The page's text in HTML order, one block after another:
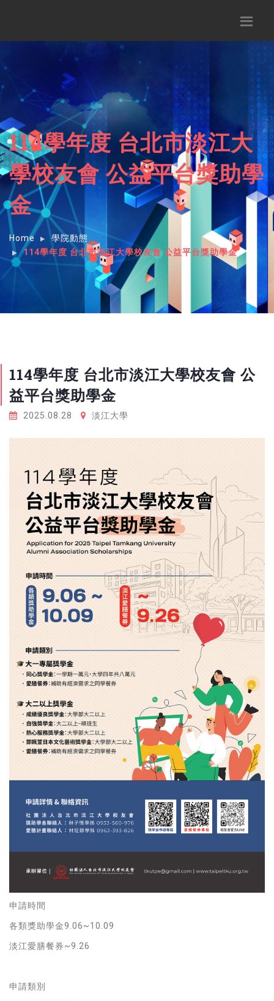
114學年度 台北市淡江大
學校友會 公益平台獎助學
金
Home
學院動態
114學年度 台北市淡江大學校友會 公益平台獎助學金
114學年度 台北市淡江大學校友會 公
益平台獎助學金
2025.08.28 淡江大學
申請時間
各類獎助學金9.06~10.09
淡江愛膳餐券~9.26
申請類別